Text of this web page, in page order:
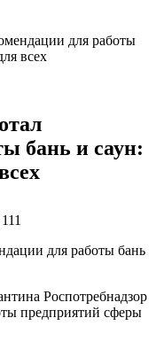
для работы
всех
бань и саун:
111
Роспотребнадзор
предприятий сферы